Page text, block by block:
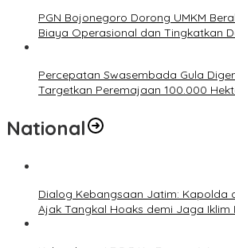
PGN Bojonegoro Dorong UMKM
Biaya Operasional dan Tingkatkan
Percepatan Swasembada Gula
Targetkan Peremajaan 100.000
National
Dialog Kebangsaan Jatim: Kapolda
Ajak Tangkal Hoaks demi Jaga Iklim